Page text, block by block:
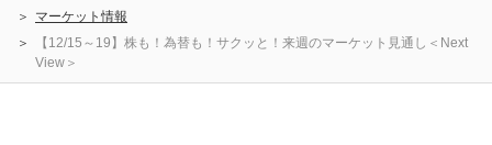
マーケット情報
【12/15～19】株も！為替も！サクッと！来週のマーケット見通し＜Next
View＞